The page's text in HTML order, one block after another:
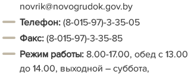
novrik@novogrudok.gov.by
Телефон: (8-015-97)-3-35-05
Факс: (8-015-97)-3-35-85
Режим работы: 8.00-17.00, обед с 13.00
до 14.00, выходной – суббота,